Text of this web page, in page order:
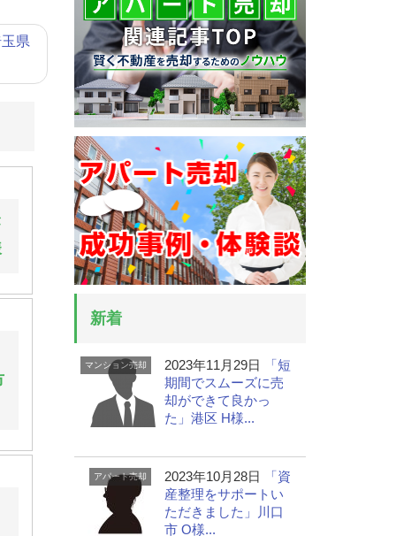
県
新着
マンション売却 2023年11月29日
「短
期間でスムーズに売
却ができて良かっ
た」港区 H様...
アパート売却 2023年10月28日
「資
産整理をサポートい
ただきました」川口
市 O様...